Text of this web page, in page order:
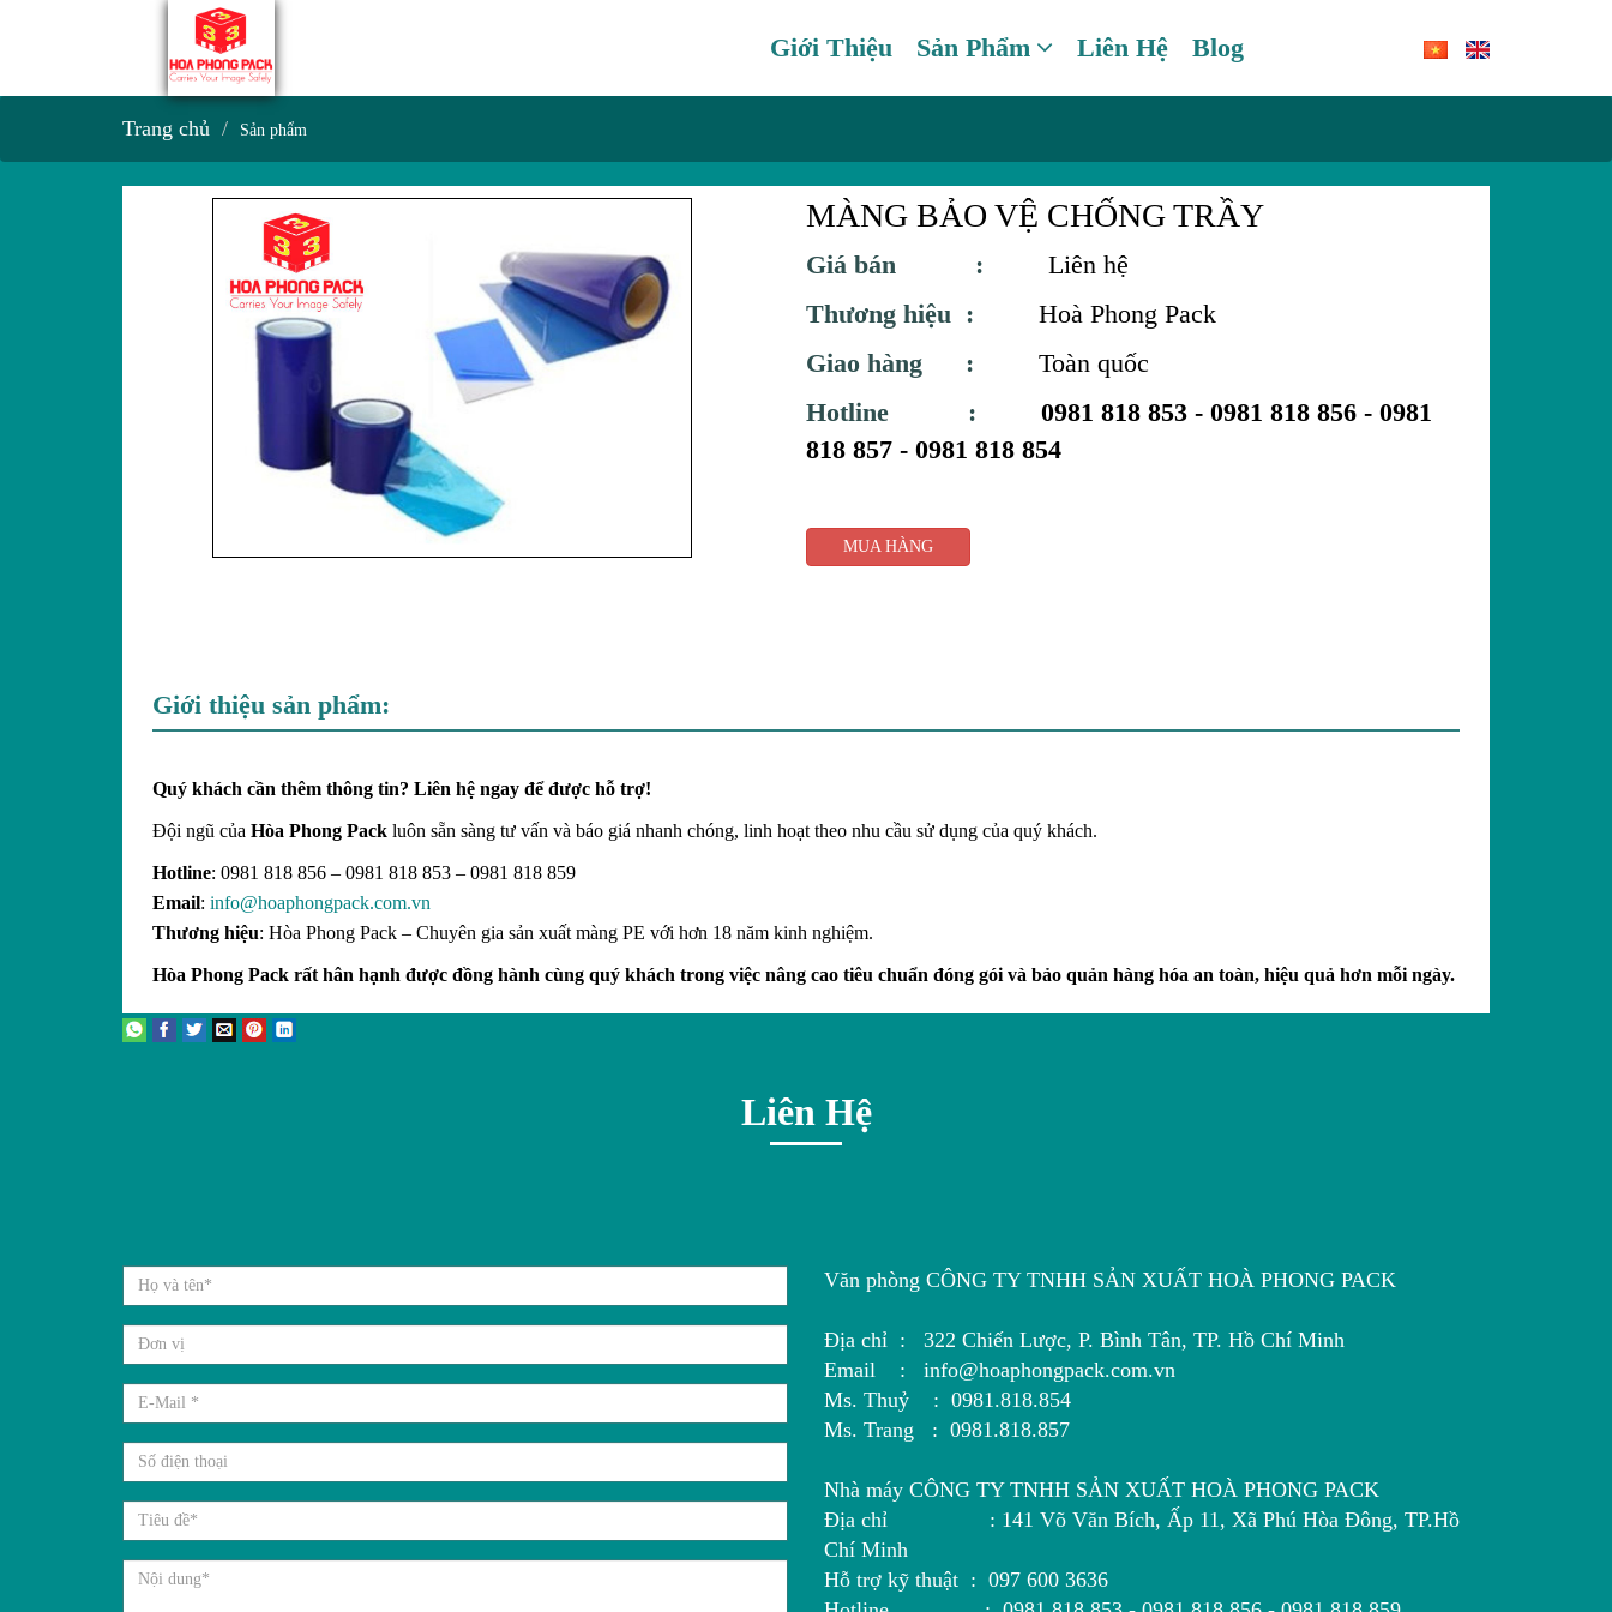
Giới Thiệu Sản Phẩm Liên Hệ Blog
Trang chủ Sản phẩm
MÀNG BẢO VỆ CHỐNG TRẦY
Giá bán :
Liên hệ
Thương hiệu :
Hoà Phong Pack
Giao hàng :
Toàn quốc
Hotline :
0981 818 853 - 0981 818 856 - 0981
818 857 - 0981 818 854
MUA HÀNG
Giới thiệu sản phẩm:
Quý khách cần thêm thông tin? Liên hệ ngay để được hỗ trợ!
Đội ngũ của Hòa Phong Pack luôn sẵn sàng tư vấn và báo giá nhanh chóng, linh hoạt theo nhu cầu sử dụng của quý khách.
Hotline: 0981 818 856 – 0981 818 853 – 0981 818 859
Email: info@hoaphongpack.com.vn
Thương hiệu: Hòa Phong Pack – Chuyên gia sản xuất màng PE với hơn 18 năm kinh nghiệm.
Hòa Phong Pack rất hân hạnh được đồng hành cùng quý khách trong việc nâng cao tiêu chuẩn đóng gói và bảo quản hàng hóa an toàn, hiệu quả hơn mỗi ngày.
Liên Hệ
Văn phòng CÔNG TY TNHH SẢN XUẤT HOÀ PHONG PACK
Địa chỉ : 322 Chiến Lược, P. Bình Tân, TP. Hồ Chí Minh
Email : info@hoaphongpack.com.vn
Ms. Thuỷ : 0981.818.854
Ms. Trang : 0981.818.857
Nhà máy CÔNG TY TNHH SẢN XUẤT HOÀ PHONG PACK
Địa chỉ : 141 Võ Văn Bích, Ấp 11, Xã Phú Hòa Đông, TP.Hồ
Chí Minh
Hỗ trợ kỹ thuật : 097 600 3636